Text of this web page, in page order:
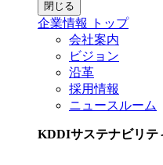
閉じる
企業情報 トップ
会社案内
ビジョン
沿革
採用情報
ニュースルーム
KDDIサステナビリテ